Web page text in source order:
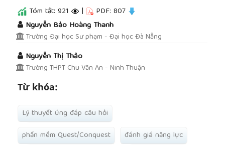
Tóm tắt: 921 | PDF: 807
Nguyễn Bảo Hoàng Thanh
Trường Đại học Sư phạm - Đại học Đà Nẵng
Nguyễn Thị Thảo
Trường THPT Chu Văn An - Ninh Thuận
Từ khóa:
Lý thuyết ứng đáp câu hỏi
phần mềm Quest/Conquest
đánh giá năng lực